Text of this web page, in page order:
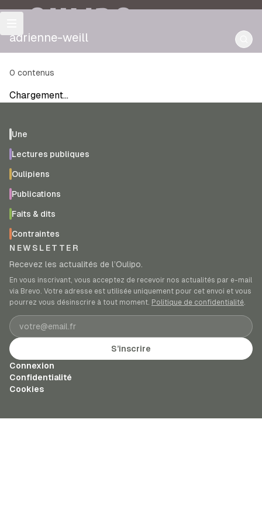
OULIPO
adrienne-weill
0 contenus
Chargement…
Une
Lectures publiques
Oulipiens
Publications
Faits & dits
Contraintes
NEWSLETTER
Recevez les actualités de l’Oulipo.
En vous inscrivant, vous acceptez de recevoir nos actualités par e-mail
via Brevo. Votre adresse est utilisée uniquement pour cet envoi et vous
pourrez vous désinscrire à tout moment. Politique de confidentialité.
Adresse e-mail
S’inscrire
Connexion
Confidentialité
Cookies